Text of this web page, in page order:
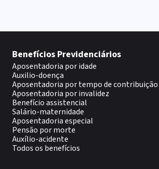
Benefícios Previdenciários
Aposentadoria por idade
Auxilio-doença
Aposentadoria por tempo de contribuição
Aposentadoria por invalidez
Benefício assistencial
Salário-maternidade
Aposentadoria especial
Pensão por morte
Auxílio-acidente
Todos os benefícios